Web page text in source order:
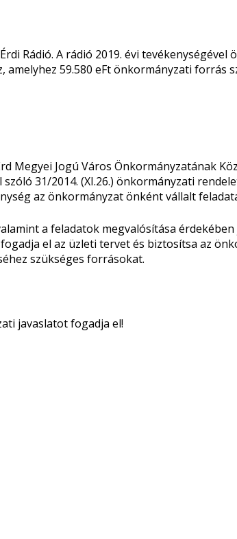
Rádió. A rádió 2019. évi tevékenységével
amelyhez 59.580 eFt önkormányzati forrás
Megyei Jogú Város Önkormányzatának
31/2014. (XI.26.) önkormányzati
az önkormányzat önként vállalt
a feladatok megvalósítása érdekében
el az üzleti tervet és biztosítsa az
szükséges forrásokat.
javaslatot fogadja el!